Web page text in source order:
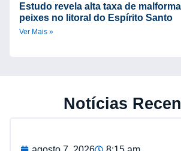
Estudo revela alta taxa de
peixes no litoral do Espírito Santo
Ver Mais »
Notícias